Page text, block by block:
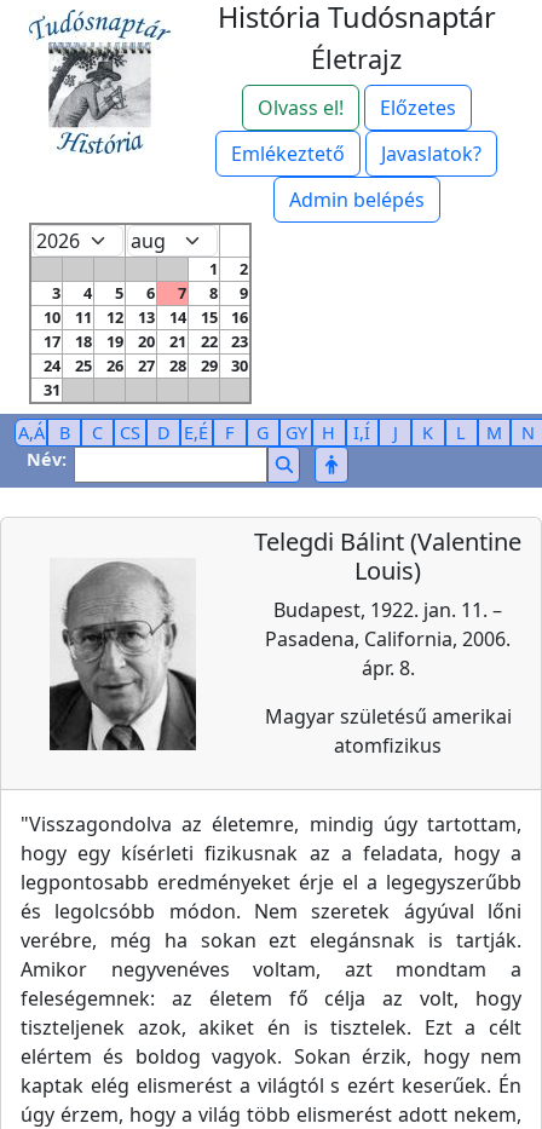
História Tudósnaptár
Életrajz
Olvass el!
Előzetes
Emlékeztető
Javaslatok?
Admin belépés
1
2
3
4 5 6 7 8
9
10
11 12 13 14 15
16
17
18 19 20 21 22
23
24
25 26 27 28 29
30
31
A,Á B C CS D E,É F G GY H I,Í J K L M
N
Név:
Telegdi Bálint (Valentine
Louis)
Budapest, 1922. jan. 11. –
Pasadena, California, 2006.
ápr. 8.
Magyar születésű amerikai
atomfizikus
"Visszagondolva az életemre, mindig úgy tartottam,
hogy egy kísérleti fizikusnak az a feladata, hogy a
legpontosabb eredményeket érje el a legegyszerűbb
és legolcsóbb módon. Nem szeretek ágyúval lőni
verébre, még ha sokan ezt elegánsnak is tartják.
Amikor negyvenéves voltam, azt mondtam a
feleségemnek: az életem fő célja az volt, hogy
tiszteljenek azok, akiket én is tisztelek. Ezt a célt
elértem és boldog vagyok. Sokan érzik, hogy nem
kaptak elég elismerést a világtól s ezért keserűek. Én
úgy érzem, hogy a világ több elismerést adott nekem,